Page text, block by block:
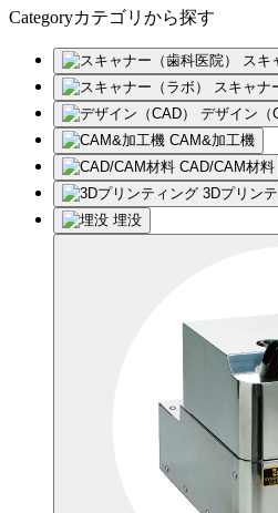
Categoryカテゴリ から探す
スキ
スキャナ
デザイン（
CAM&加工機
CAD/CAM材料
3Dプリン
埋没